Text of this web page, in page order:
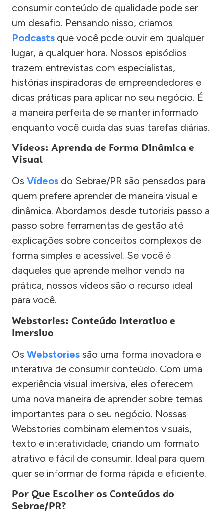
consumir conteúdo de qualidade pode ser
um desafio. Pensando nisso, criamos
Podcasts que você pode ouvir em qualquer
lugar, a qualquer hora. Nossos episódios
trazem entrevistas com especialistas,
histórias inspiradoras de empreendedores e
dicas práticas para aplicar no seu negócio. É
a maneira perfeita de se manter informado
enquanto você cuida das suas tarefas diárias.
Vídeos: Aprenda de Forma Dinâmica e
Visual
Os Vídeos do Sebrae/PR são pensados para
quem prefere aprender de maneira visual e
dinâmica. Abordamos desde tutoriais passo a
passo sobre ferramentas de gestão até
explicações sobre conceitos complexos de
forma simples e acessível. Se você é
daqueles que aprende melhor vendo na
prática, nossos vídeos são o recurso ideal
para você.
Webstories: Conteúdo Interativo e
Imersivo
Os Webstories são uma forma inovadora e
interativa de consumir conteúdo. Com uma
experiência visual imersiva, eles oferecem
uma nova maneira de aprender sobre temas
importantes para o seu negócio. Nossas
Webstories combinam elementos visuais,
texto e interatividade, criando um formato
atrativo e fácil de consumir. Ideal para quem
quer se informar de forma rápida e eficiente.
Por Que Escolher os Conteúdos do
Sebrae/PR?